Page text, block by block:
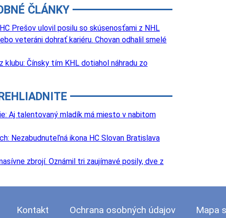
ČLÁNKY
Prešov ulovil posilu so skúsenosťami z NHL
veteráni dohrať kariéru. Chovan odhalil smelé
klubu: Čínsky tím KHL dotiahol náhradu zo
Aj talentovaný mladík má miesto v nabitom
Nezabudnuteľná ikona HC Slovan Bratislava
zbrojí. Oznámil tri zaujímavé posily, dve z
Kontakt Ochrana osobných údajov Mapa